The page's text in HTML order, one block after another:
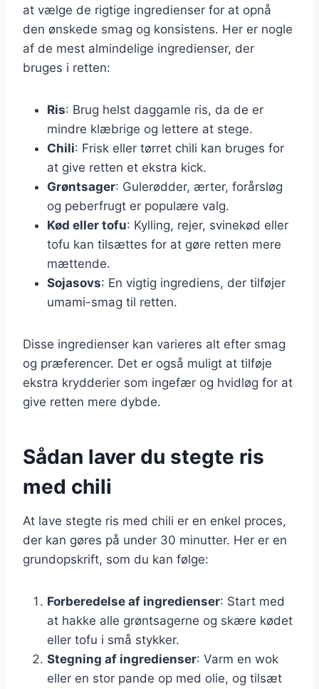
at vælge de rigtige ingredienser for at opnå
den ønskede smag og konsistens. Her er nogle
af de mest almindelige ingredienser, der
bruges i retten:
Ris: Brug helst daggamle ris, da de er
mindre klæbrige og lettere at stege.
Chili: Frisk eller tørret chili kan bruges for
at give retten et ekstra kick.
Grøntsager: Gulerødder, ærter, forårsløg
og peberfrugt er populære valg.
Kød eller tofu: Kylling, rejer, svinekød eller
tofu kan tilsættes for at gøre retten mere
mættende.
Sojasovs: En vigtig ingrediens, der tilføjer
umami-smag til retten.
Disse ingredienser kan varieres alt efter smag
og præferencer. Det er også muligt at tilføje
ekstra krydderier som ingefær og hvidløg for at
give retten mere dybde.
Sådan laver du stegte ris
med chili
At lave stegte ris med chili er en enkel proces,
der kan gøres på under 30 minutter. Her er en
grundopskrift, som du kan følge:
Forberedelse af ingredienser: Start med
at hakke alle grøntsagerne og skære kødet
eller tofu i små stykker.
Stegning af ingredienser: Varm en wok
eller en stor pande op med olie, og tilsæt